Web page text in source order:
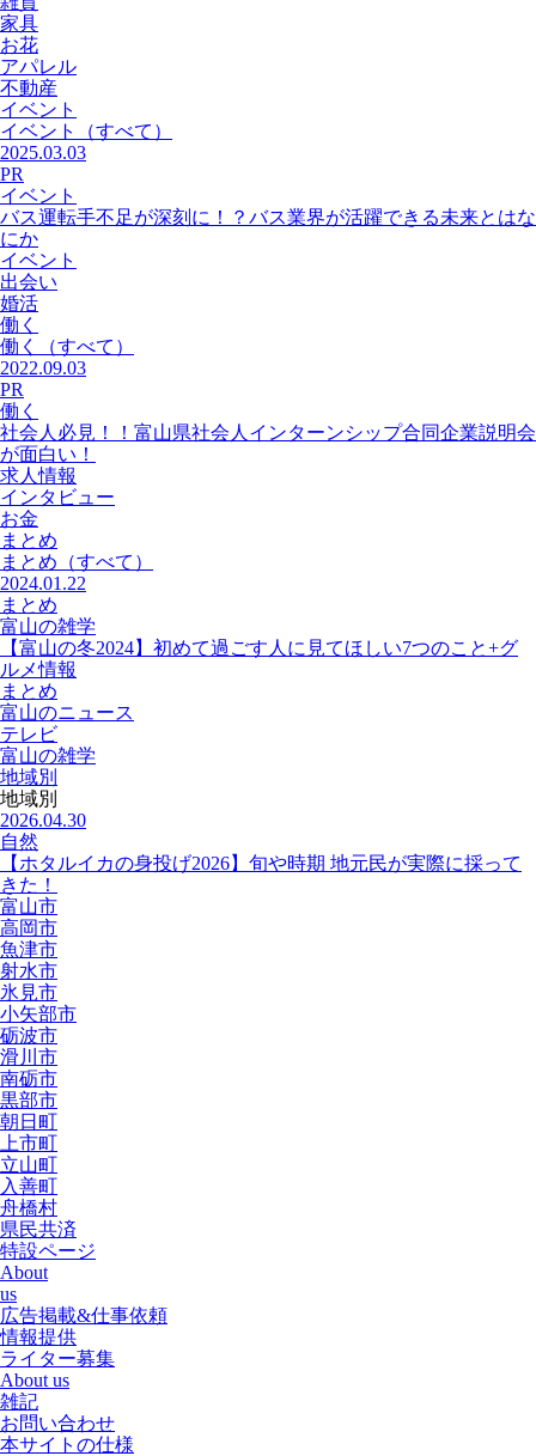
家具
お花
アパレル
不動産
イベント
イベント
（すべて）
2025.03.03
PR
イベント
バス運転手不足が深刻に！？バス業界が活躍できる未来とはな
にか
イベント
出会い
婚活
働く
働く
（すべて）
2022.09.03
PR
働く
社会人必見！！富山県社会人インターンシップ合同企業説明会
が面白い！
求人情報
インタビュー
お金
まとめ
まとめ （すべて）
2024.01.22
まとめ
富山の雑学
【富山の冬2024】初めて過ごす人に見てほしい7つのこと+グ
ルメ情報
まとめ
富山のニュース
テレビ
富山の雑学
地域別
地域別
2026.04.30
自然
【ホタルイカの身投げ2026】旬や時期 地元民が実際に採って
きた！
富山市
高岡市
魚津市
射水市
氷見市
小矢部市
砺波市
滑川市
南砺市
黒部市
朝日町
上市町
立山町
入善町
舟橋村
県民共済
特設ページ
About
us
広告掲載&仕事依頼
情報提供
ライター募集
About us
雑記
お問い合わせ
本サイトの仕様